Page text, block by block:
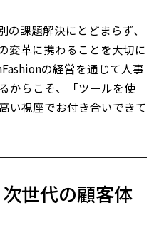
の課題解決にとどまらず、
変革に携わることを大切に
の経営を通じて人事
からこそ、「ツールを使
い視座でお付き合いできて
世代の顧客体